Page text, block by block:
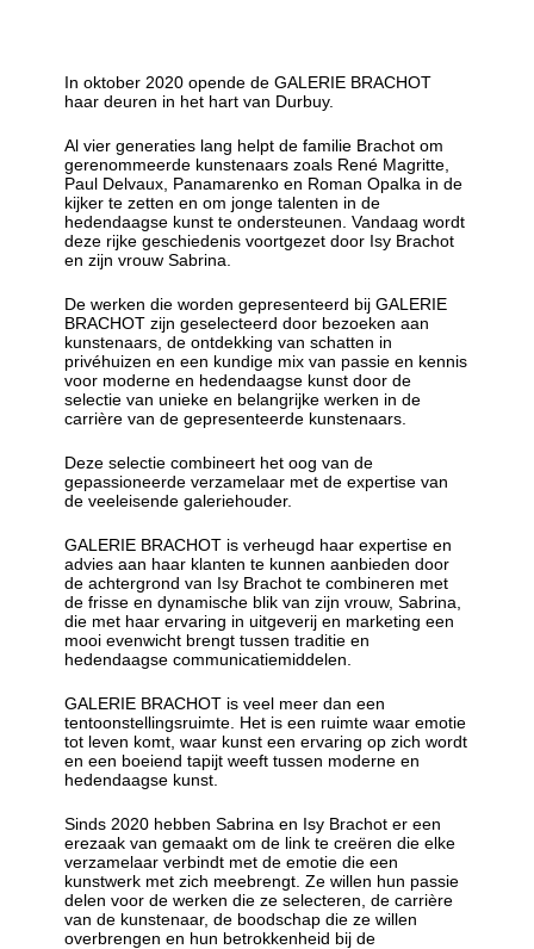
In oktober 2020 opende de GALERIE BRACHOT
haar deuren in het hart van Durbuy.
Al vier generaties lang helpt de familie Brachot om
gerenommeerde kunstenaars zoals René Magritte,
Paul Delvaux, Panamarenko en Roman Opalka in de
kijker te zetten en om jonge talenten in de
hedendaagse kunst te ondersteunen. Vandaag wordt
deze rijke geschiedenis voortgezet door Isy Brachot
en zijn vrouw Sabrina.
De werken die worden gepresenteerd bij GALERIE
BRACHOT zijn geselecteerd door bezoeken aan
kunstenaars, de ontdekking van schatten in
privéhuizen en een kundige mix van passie en kennis
voor moderne en hedendaagse kunst door de
selectie van unieke en belangrijke werken in de
carrière van de gepresenteerde kunstenaars.
Deze selectie combineert het oog van de
gepassioneerde verzamelaar met de expertise van
de veeleisende galeriehouder.
GALERIE BRACHOT is verheugd haar expertise en
advies aan haar klanten te kunnen aanbieden door
de achtergrond van Isy Brachot te combineren met
de frisse en dynamische blik van zijn vrouw, Sabrina,
die met haar ervaring in uitgeverij en marketing een
mooi evenwicht brengt tussen traditie en
hedendaagse communicatiemiddelen.
GALERIE BRACHOT is veel meer dan een
tentoonstellingsruimte. Het is een ruimte waar emotie
tot leven komt, waar kunst een ervaring op zich wordt
en een boeiend tapijt weeft tussen moderne en
hedendaagse kunst.
Sinds 2020 hebben Sabrina en Isy Brachot er een
erezaak van gemaakt om de link te creëren die elke
verzamelaar verbindt met de emotie die een
kunstwerk met zich meebrengt. Ze willen hun passie
delen voor de werken die ze selecteren, de carrière
van de kunstenaar, de boodschap die ze willen
overbrengen en hun betrokkenheid bij de